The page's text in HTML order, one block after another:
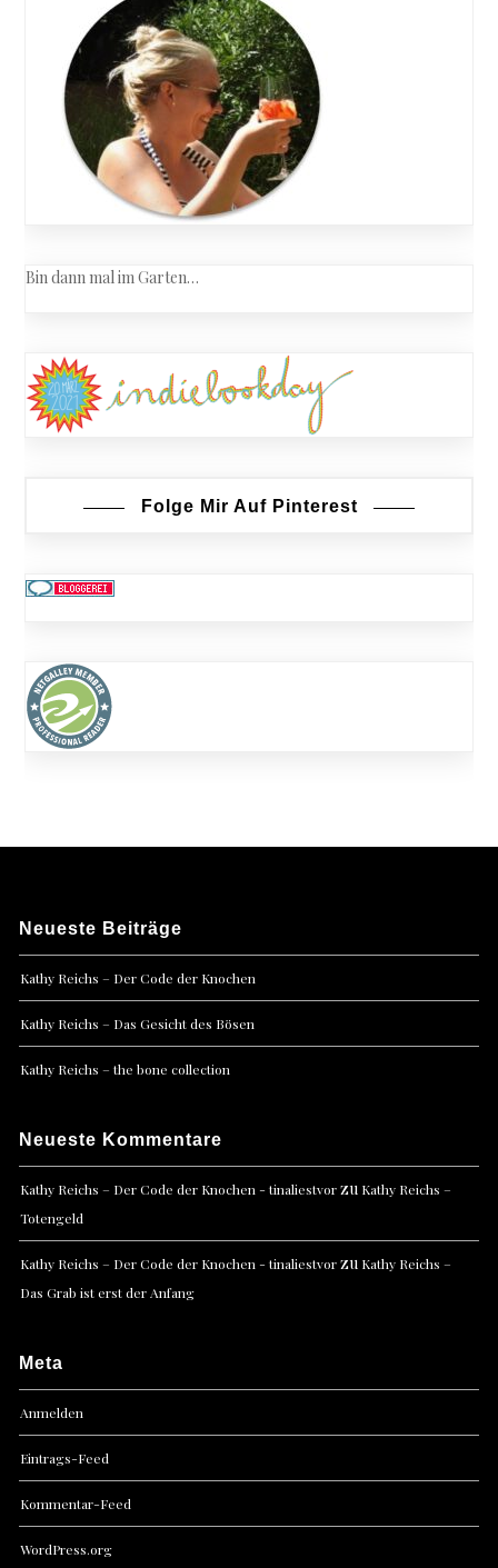
Beiträge
Bin dann mal im Garten…
Folge Mir Auf Pinterest
Neueste Beiträge
Kathy Reichs – Der Code der Knochen
Kathy Reichs – Das Gesicht des Bösen
Kathy Reichs – the bone collection
Neueste Kommentare
Kathy Reichs – Der Code der Knochen - tinaliestvorzu Kathy Reichs –
Totengeld
Kathy Reichs – Der Code der Knochen - tinaliestvorzu Kathy Reichs –
Das Grab ist erst der Anfang
Meta
Anmelden
Eintrags-Feed
Kommentar-Feed
WordPress.org